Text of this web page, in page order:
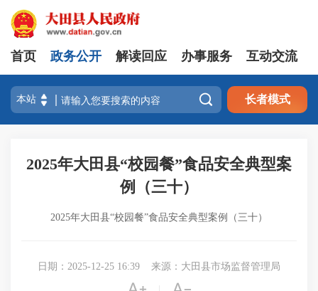
首页 政务公开 解读回应 办事服务 互动交流
 长者模式
2025年大田县“校园餐”食品安全典型案
例（三十）
2025年大田县“校园餐”食品安全典型案例（三十）
日期：2025-12-25 16:39 来源：大田县市场监督管理局